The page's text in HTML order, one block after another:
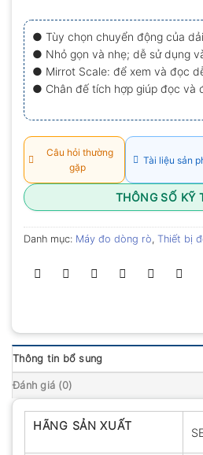
xếp
hạng
0.0
5
sao
● Tùy chọn chuyển động của
● Nhỏ gọn và nhẹ; dễ sử dụng
● Mirrot Scale: để xem và đọc
● Chân đế tích hợp giúp đọc và
Câu hỏi thường
gặp
Tài liệu sản
THÔNG SỐ KỸ
Danh mục: Máy đo dòng rò, Thiết bị
Thông tin bổ sung
Đánh giá (0)
HÃNG SẢN XUẤT